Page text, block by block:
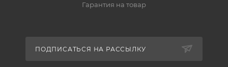
Гарантия на товар
ПОДПИСАТЬСЯ НА РАССЫЛКУ